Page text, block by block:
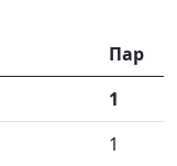
Пар
1
1